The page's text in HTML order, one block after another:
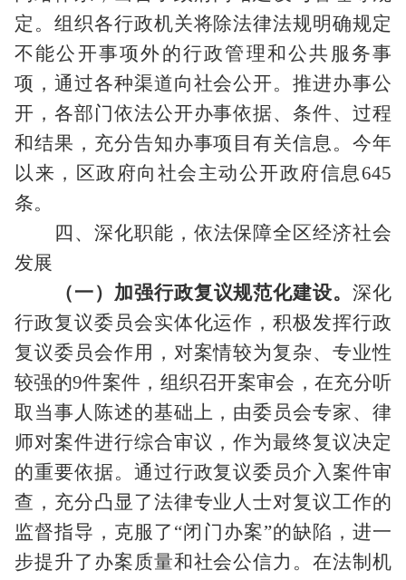
定。组织各行政机关将除法律法规明确规定
不能公开事项外的行政管理和公共服务事
项，通过各种渠道向社会公开。推进办事公
开，各部门依法公开办事依据、条件、过程
和结果，充分告知办事项目有关信息。今年
以来，区政府向社会主动公开政府信息645
条。
四、深化职能，依法保障全区经济社会
发展
（一）加强行政复议规范化建设。深化
行政复议委员会实体化运作，积极发挥行政
复议委员会作用，对案情较为复杂、专业性
较强的9件案件，组织召开案审会，在充分听
取当事人陈述的基础上，由委员会专家、律
师对案件进行综合审议，作为最终复议决定
的重要依据。通过行政复议委员介入案件审
查，充分凸显了法律专业人士对复议工作的
监督指导，克服了“闭门办案”的缺陷，进一
步提升了办案质量和社会公信力。在法制机